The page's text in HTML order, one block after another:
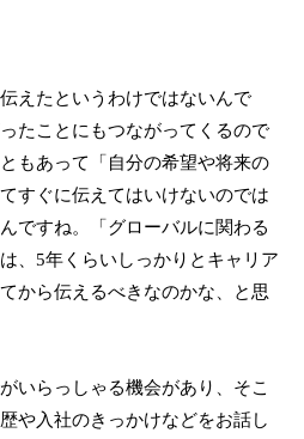
えたというわけではないんで
たことにもつながってくるので
もあって「自分の希望や将来の
すぐに伝えてはいけないのでは
ですね。「グローバルに関わる
、5年くらいしっかりとキャリア
から伝えるべきなのかな、と思
いらっしゃる機会があり、そこ
や入社のきっかけなどをお話し